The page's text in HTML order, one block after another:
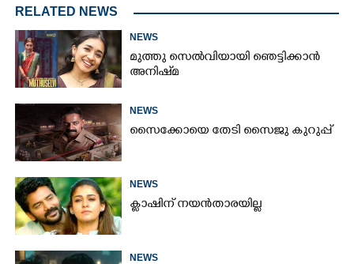
RELATED NEWS
NEWS
മുത്തു സെൽവിയായി ഞെട്ടിക്കാൻ
അനിഷ്‌മ
NEWS
സൈക്കോയെ തേടി സൈജു കുറുപ്പ്
NEWS
ക്ലാഷിന് നയൻതാരയില്ല
NEWS